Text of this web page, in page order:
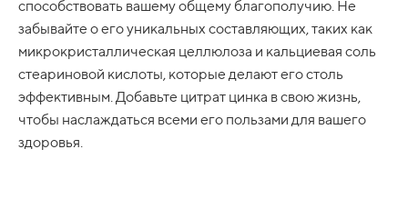
способствовать вашему общему благополучию. Не
забывайте о его уникальных составляющих, таких как
микрокристаллическая целлюлоза и кальциевая соль
стеариновой кислоты, которые делают его столь
эффективным. Добавьте цитрат цинка в свою жизнь,
чтобы наслаждаться всеми его пользами для вашего
здоровья.